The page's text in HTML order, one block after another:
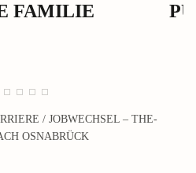
FAMILIE
/ JOBWECHSEL – THE-
OSNABRÜCK